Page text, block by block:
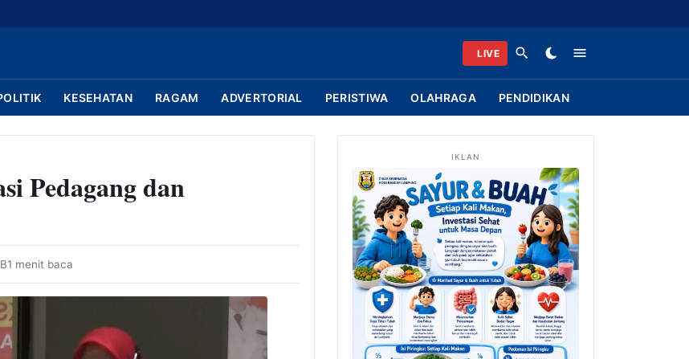
LIVE
KESEHATAN RAGAM ADVERTORIAL PERISTIWA OLAHRAGA PENDIDIKAN
Pedagang dan
1 menit baca
IKLAN